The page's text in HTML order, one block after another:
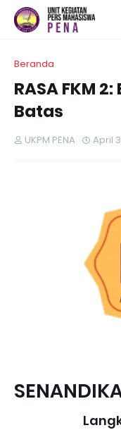
Beranda
RASA FKM
Batas
UKPM PENA April